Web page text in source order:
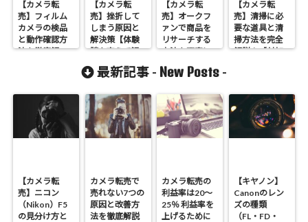
【カメラ転
売】フィルム
カメラの検品
と動作確認方
法を徹底解
【カメラ転
売】挫折して
しまう原因と
解決策【体験
談を交えて解
【カメラ転
売】オークフ
ァンで商品を
リサーチする
方法を丁寧に
【カメラ転
売】清掃に必
要な道具と清
掃方法を完全
解説！【付加
最新記事 - New Posts -
【カメラ転
売】ニコン
（Nikon）F5
の見分け方と
カメラ転売で
売れない7つの
原因と改善方
法を徹底解説
カメラ転売の
利益率は20～
25％ 利益率を
上げるために
【キヤノン】
Canonのレン
ズの種類
（FL・FD・